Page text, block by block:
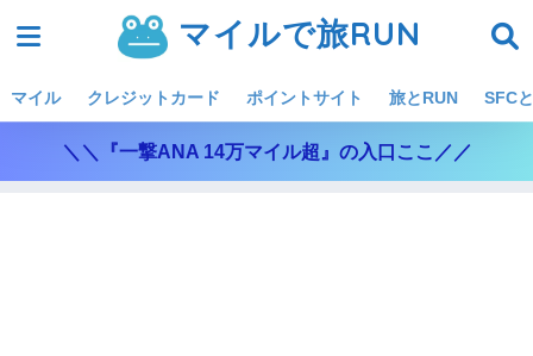
マイルで旅RUN
マイル クレジットカード ポイントサイト 旅とRUN SFC
＼＼『一撃ANA 14万マイル超』の入口ここ／／